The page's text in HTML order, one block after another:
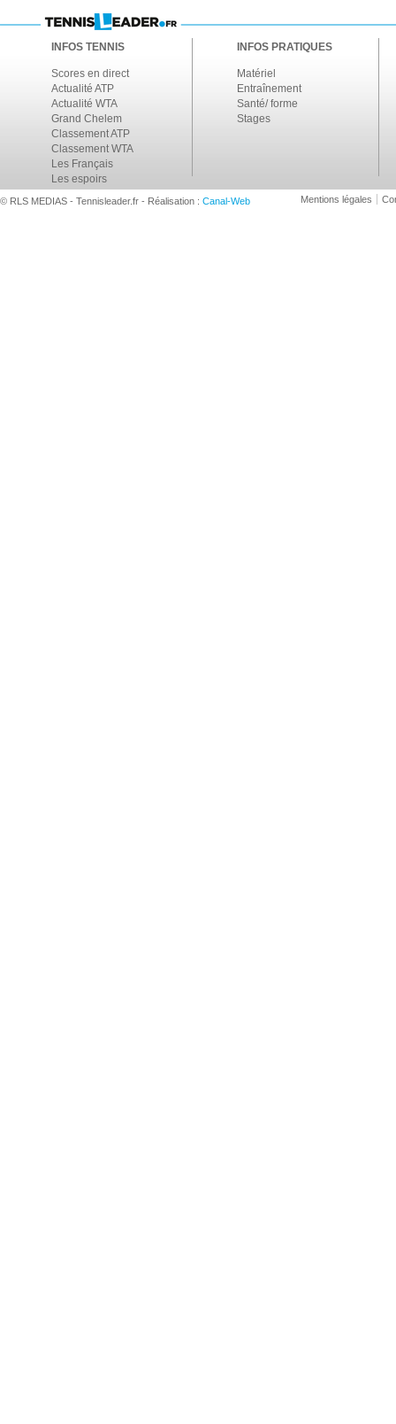
INFOS TENNIS
Scores en direct
Actualité ATP
Actualité WTA
Grand Chelem
Classement ATP
Classement WTA
Les Français
Les espoirs
INFOS PRATIQUES
Matériel
Entraînement
Santé/ forme
Stages
© RLS MEDIAS - Tennisleader.fr - Réalisation : Canal-Web Mentions légales